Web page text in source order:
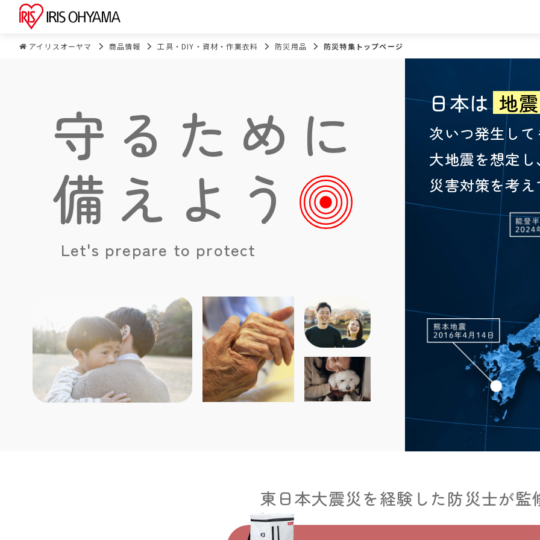
アイリスオーヤマ 商品情報 工具・DIY・資材・作業衣料 防災用品 防災特集トップページ
守るために
備えよう
Let's prepare to protect
日本は 地震
次いつ発生し
大地震を想定し
災害対策を考
東日本大震災を経験した防災士が監